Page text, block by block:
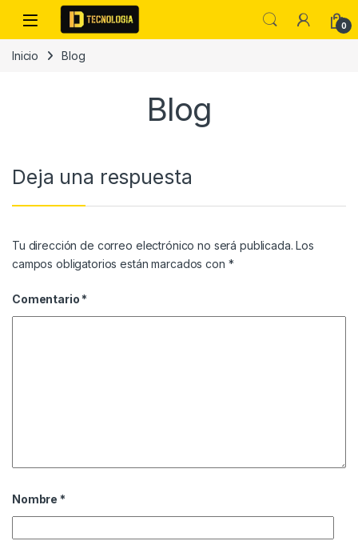
Skip to navigation
Skip to content
0
Inicio Blog
Blog
Deja una respuesta
Tu dirección de correo electrónico no será publicada. Los
campos obligatorios están marcados con *
Comentario *
Nombre *